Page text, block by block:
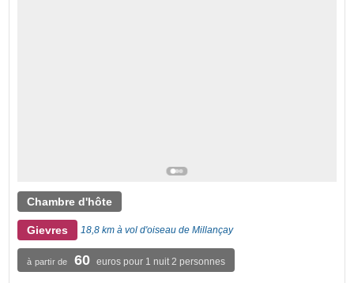
Chambre d'hôte
Gievres 18,8 km à vol d'oiseau de Millançay
à partir de 60 euros pour 1 nuit 2 personnes